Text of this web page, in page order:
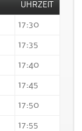
UHRZEIT
17:30
17:35
17:40
17:45
17:50
17:55